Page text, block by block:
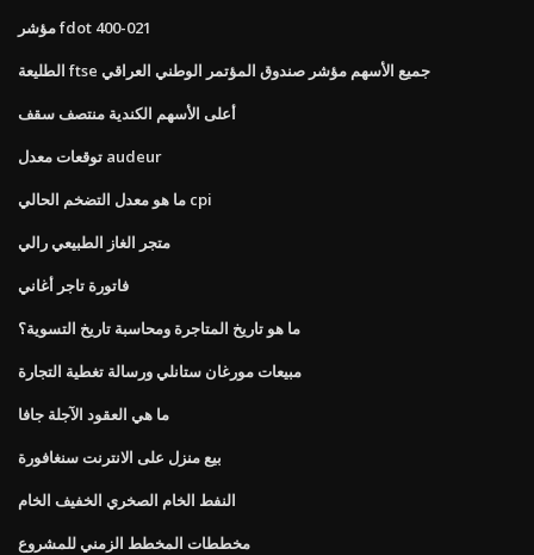
مؤشر fdot 400-021
الطليعة ftse جميع الأسهم مؤشر صندوق المؤتمر الوطني العراقي
أعلى الأسهم الكندية منتصف سقف
توقعات معدل audeur
ما هو معدل التضخم الحالي cpi
متجر الغاز الطبيعي رالي
فاتورة تاجر أغاني
ما هو تاريخ المتاجرة ومحاسبة تاريخ التسوية؟
مبيعات مورغان ستانلي ورسالة تغطية التجارة
ما هي العقود الآجلة جافا
بيع منزل على الانترنت سنغافورة
النفط الخام الصخري الخفيف الخام
مخططات المخطط الزمني للمشروع